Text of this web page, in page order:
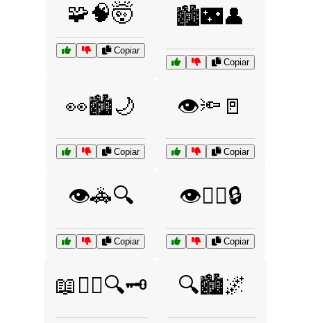
🧩🧠🤯
Copiar
🏙️🌃👤
Copiar
👀🏙️🌙
Copiar
👁️🔦🚪
Copiar
👁️🚓🔍
Copiar
👁️🧑‍⚖️🔒
Copiar
📖🕵️‍♂️🔍🗝️ 🔍🏙️🌌